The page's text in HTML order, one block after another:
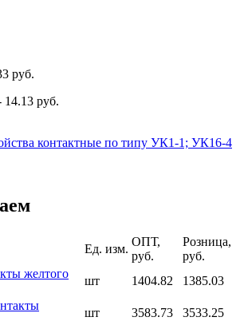
руб.
14.13 руб.
контактные по типу УК1-1; УК16-4
Ед. изм.
ОПТ,
руб.
Розница,
руб.
желтого
шт 1404.82
1385.03
шт 3583.73
3533.25